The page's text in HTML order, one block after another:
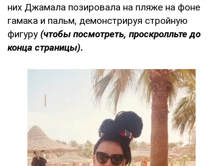
них Джамала позировала на пляже на фоне
гамака и пальм, демонстрируя стройную
фигуру (чтобы посмотреть, проскролльте до
конца страницы).